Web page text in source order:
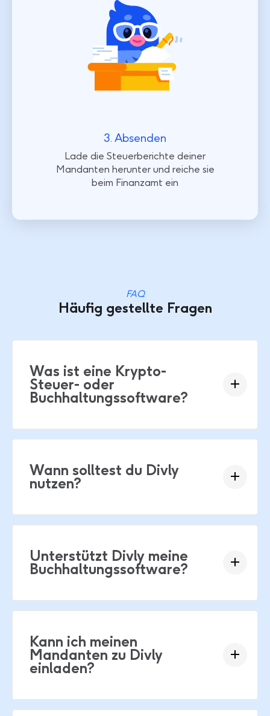
3. Absenden
Lade die Steuerberichte deiner
Mandanten herunter und reiche sie
beim Finanzamt ein
FAQ
Häufig gestellte Fragen
Was ist eine Krypto-
Steuer- oder
Buchhaltungssoftware?
Wann solltest du Divly
nutzen?
Unterstützt Divly meine
Buchhaltungssoftware?
Kann ich meinen
Mandanten zu Divly
einladen?